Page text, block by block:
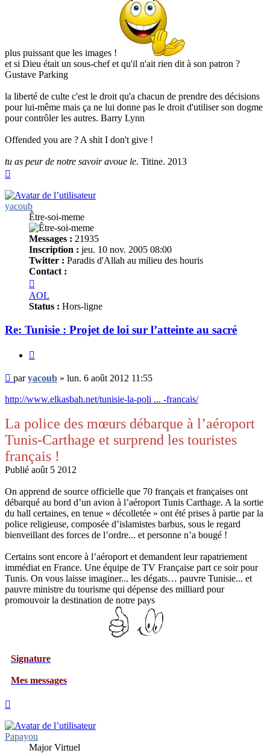
plus puissant que les images !
et si Dieu était un sous-chef et qu'il n'ait rien dit à son patron ?
Gustave Parking
la liberté de culte c'est le droit qu'a chacun de prendre des décisions
pour lui-même mais ça ne lui donne pas le droit d'utiliser son dogme
pour contrôler les autres. Barry Lynn
Offended you are ? A shit I don't give !
tu as peur de notre savoir avoue le. Titine. 2013
yacoub
Être-soi-meme
Messages : 21935
Inscription : jeu. 10 nov. 2005 08:00
Twitter : Paradis d'Allah au milieu des houris
Contact :
yacoub
AOL
Status : Hors-ligne
Re: Tunisie : Projet de loi sur l’atteinte au sacré
Message
non
lu
paryacoub » lun. 6 août 2012 11:55
http://www.elkasbah.net/tunisie-la-poli ... -francais/
La police des mœurs débarque à l’aéroport
Tunis-Carthage et surprend les touristes
français !
Publié août 5 2012
On apprend de source officielle que 70 français et françaises ont
débarqué au bord d’un avion à l’aéroport Tunis Carthage. A la sortie
du hall certaines, en tenue « décolletée » ont été prises à partie par la
police religieuse, composée d’islamistes barbus, sous le regard
bienveillant des forces de l’ordre... et personne n’a bougé !
Certains sont encore à l’aéroport et demandent leur rapatriement
immédiat en France. Une équipe de TV Française part ce soir pour
Tunis. On vous laisse imaginer... les dégats… pauvre Tunisie... et
pauvre ministre du tourisme qui dépense des milliard pour
promouvoir la destination de notre pays
Papayou
Major Virtuel